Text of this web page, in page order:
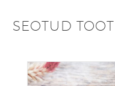
SEOTUD